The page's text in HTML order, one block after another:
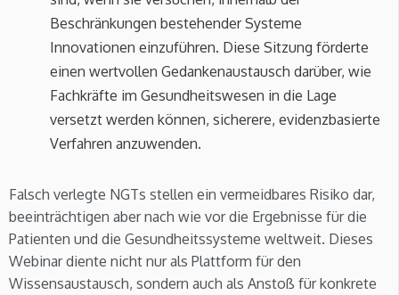
Beschränkungen bestehender Systeme
Innovationen einzuführen. Diese Sitzung förderte
einen wertvollen Gedankenaustausch darüber, wie
Fachkräfte im Gesundheitswesen in die Lage
versetzt werden können, sicherere, evidenzbasierte
Verfahren anzuwenden.
Falsch verlegte NGTs stellen ein vermeidbares Risiko dar,
beeinträchtigen aber nach wie vor die Ergebnisse für die
Patienten und die Gesundheitssysteme weltweit. Dieses
Webinar diente nicht nur als Plattform für den
Wissensaustausch, sondern auch als Anstoß für konkrete